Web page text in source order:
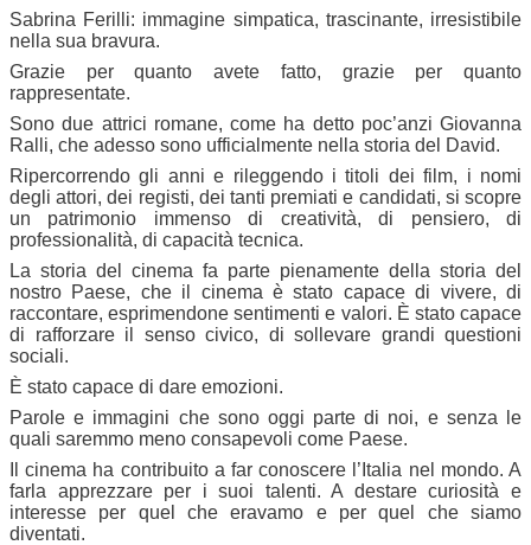
Sabrina Ferilli: immagine simpatica, trascinante, irresistibile
nella sua bravura.
Grazie per quanto avete fatto, grazie per quanto
rappresentate.
Sono due attrici romane, come ha detto poc’anzi Giovanna
Ralli, che adesso sono ufficialmente nella storia del David.
Ripercorrendo gli anni e rileggendo i titoli dei film, i nomi
degli attori, dei registi, dei tanti premiati e candidati, si scopre
un patrimonio immenso di creatività, di pensiero, di
professionalità, di capacità tecnica.
La storia del cinema fa parte pienamente della storia del
nostro Paese, che il cinema è stato capace di vivere, di
raccontare, esprimendone sentimenti e valori. È stato capace
di rafforzare il senso civico, di sollevare grandi questioni
sociali.
È stato capace di dare emozioni.
Parole e immagini che sono oggi parte di noi, e senza le
quali saremmo meno consapevoli come Paese.
Il cinema ha contribuito a far conoscere l’Italia nel mondo. A
farla apprezzare per i suoi talenti. A destare curiosità e
interesse per quel che eravamo e per quel che siamo
diventati.